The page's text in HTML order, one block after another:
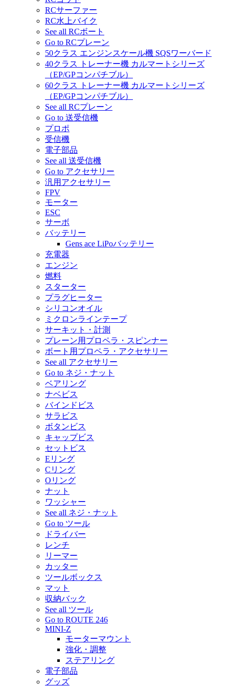
RCサーファー
RC水上バイク
See all RCボート
Go to RCプレーン
50クラス エンジンスケール機 SQSワーバード
40クラス トレーナー機 カルマートシリーズ
（EP/GPコンパチブル）
60クラス トレーナー機 カルマートシリーズ
（EP/GPコンパチブル）
See all RCプレーン
Go to 送受信機
プロポ
受信機
電子部品
See all 送受信機
Go to アクセサリー
汎用アクセサリー
FPV
モーター
ESC
サーボ
バッテリー
Gens ace LiPoバッテリー
充電器
エンジン
燃料
スターター
プラグヒーター
シリコンオイル
ミクロンラインテープ
サーキット・計測
プレーン用プロペラ・スピンナー
ボート用プロペラ・アクセサリー
See all アクセサリー
Go to ネジ・ナット
ベアリング
ナベビス
バインドビス
サラビス
ボタンビス
キャップビス
セットビス
Eリング
Cリング
Oリング
ナット
ワッシャー
See all ネジ・ナット
Go to ツール
ドライバー
レンチ
リーマー
カッター
ツールボックス
マット
収納バック
See all ツール
Go to ROUTE 246
MINI-Z
モーターマウント
強化・調整
ステアリング
電子部品
グッズ